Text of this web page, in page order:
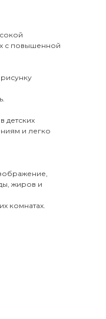
с повышенной
детских
и легко
жиров и
комнатах.